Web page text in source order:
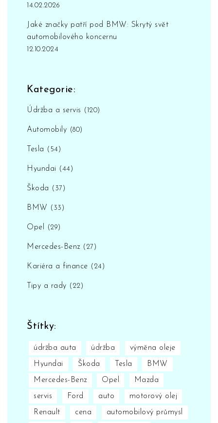
14.02.2026
Jaké značky patří pod BMW: Skrytý svět
automobilového koncernu
12.10.2024
Kategorie:
Údržba a servis (120)
Automobily (80)
Tesla (54)
Hyundai (44)
Škoda (37)
BMW (33)
Opel (29)
Mercedes-Benz (27)
Kariéra a finance (24)
Tipy a rady (22)
Štítky:
údržba auta údržba výměna oleje
Hyundai Škoda Tesla BMW
Mercedes-Benz Opel Mazda
servis Ford auto motorový olej
Renault cena automobilový průmysl